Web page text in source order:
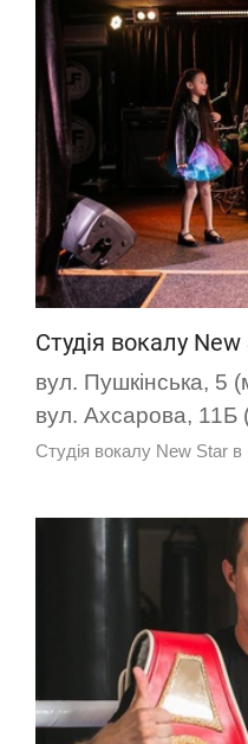
Студія вокалу
вул. Пушкінська, 5
вул. Ахсарова, 11Б
Студія вокалу New Star в